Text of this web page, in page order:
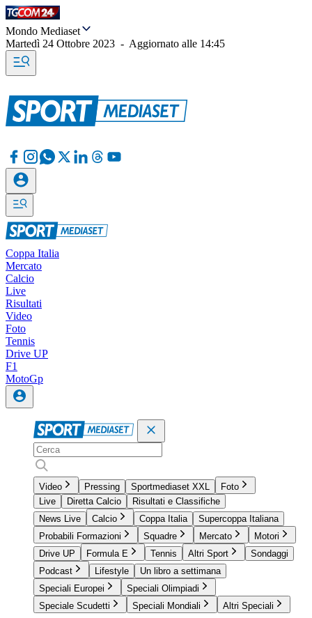
Mondo Mediaset
Martedì 24 Ottobre 2023 - Aggiornato alle 14:45
Coppa Italia
Mercato
Calcio
Live
Risultati
Video
Foto
Tennis
Drive UP
F1
MotoGp
Video Pressing Sportmediaset XXL
Foto
Live
Diretta Calcio
Risultati e Classifiche
News Live
Calcio Coppa Italia
Supercoppa Italiana
Probabili Formazioni
Squadre Mercato
Motori
Drive UP
Formula E Tennis Altri Sport
Sondaggi
Podcast
Lifestyle
Un libro a settimana
Speciali Europei
Speciali Olimpiadi
Speciale Scudetti
Speciali Mondiali Altri Speciali